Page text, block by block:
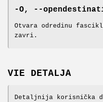
-O, --
Otvara odredinu
zavri.
VIE DETALJA
Detaljnija korisnička